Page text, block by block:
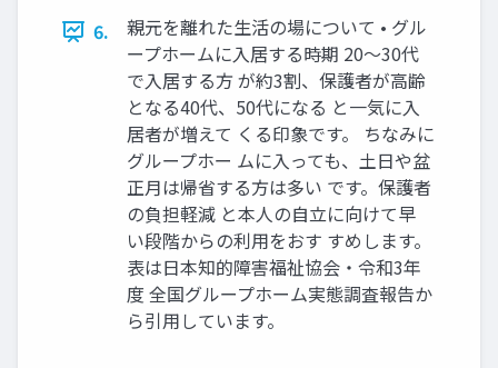
6.
親元を離れた生活の場について • グル
ープホームに入居する時期 20～30代
で入居する方 が約3割、保護者が高齢
となる40代、50代になる と一気に入
居者が増えて くる印象です。 ちなみに
グループホー ムに入っても、土日や盆
正月は帰省する方は多い です。保護者
の負担軽減 と本人の自立に向けて早
い段階からの利用をおす すめします。
表は日本知的障害福祉協会・令和3年
度 全国グループホーム実態調査報告か
ら引用しています。